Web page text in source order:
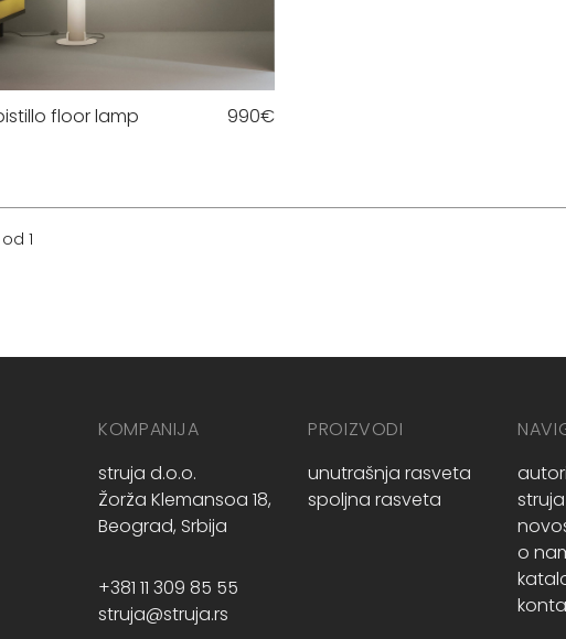
floor lamp 990€
od 1
KOMPANIJA
struja d.o.o.
Žorža Klemansoa 18,
Beograd, Srbija
+381 11 309 85 55
struja@struja.rs
PROIZVODI
unutrašnja rasveta
spoljna rasveta
o